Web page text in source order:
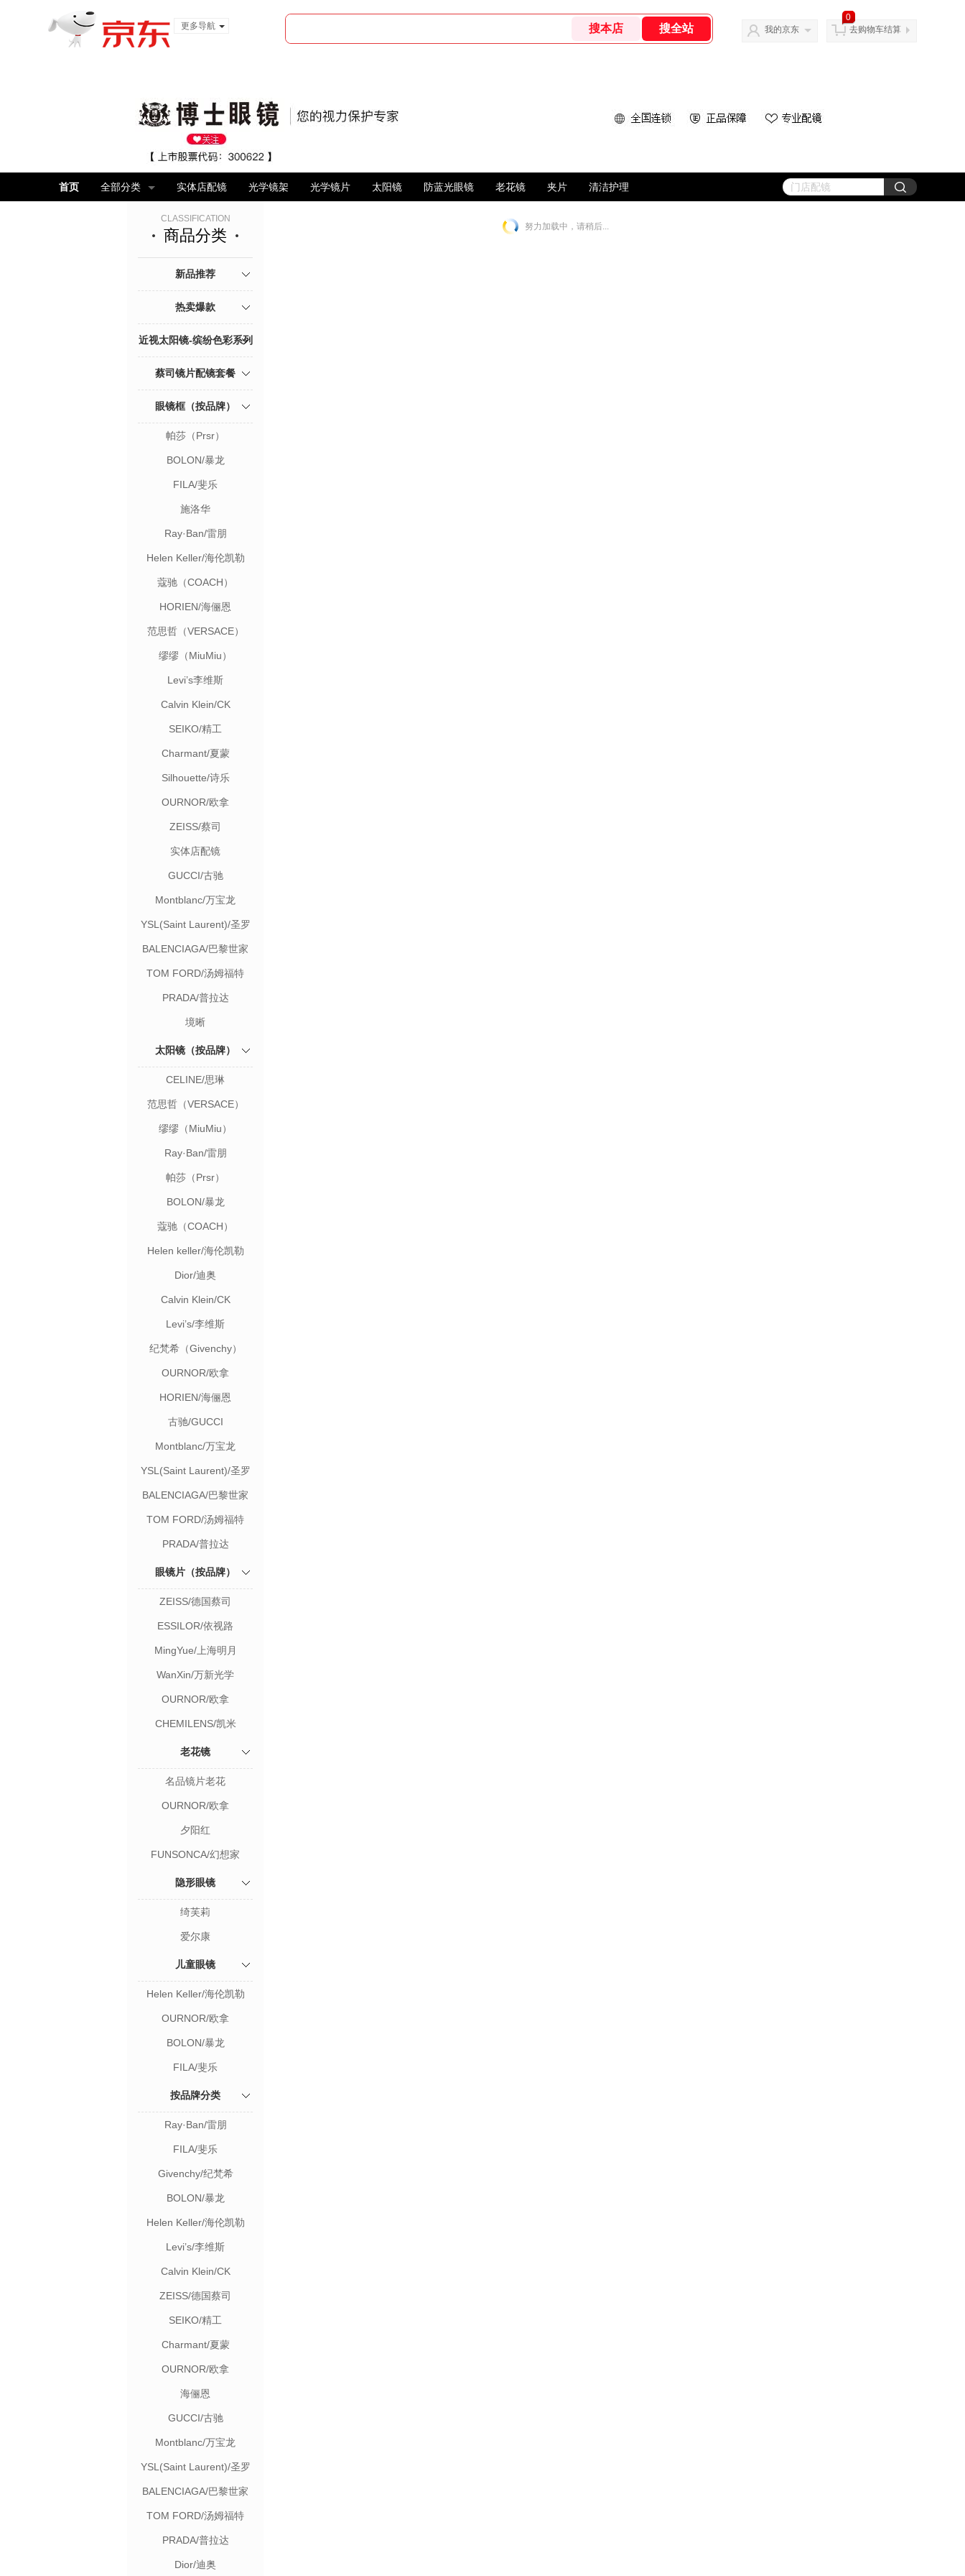
更多导航
我的京东
0
去购物车结算
首页 全部分类 实体店配镜 光学镜架 光学镜片 太阳镜 防蓝光眼镜 老花镜 夹片 清洁护理
CLASSIFICATION
商品分类
新品推荐
热卖爆款
近视太阳镜-缤纷色彩系列
蔡司镜片配镜套餐
眼镜框（按品牌）
帕莎（Prsr）
BOLON/暴龙
FILA/斐乐
施洛华
Ray·Ban/雷朋
Helen Keller/海伦凯勒
蔻驰（COACH）
HORIEN/海俪恩
范思哲（VERSACE）
缪缪（MiuMiu）
Levi’s李维斯
Calvin Klein/CK
SEIKO/精工
Charmant/夏蒙
Silhouette/诗乐
OURNOR/欧拿
ZEISS/蔡司
实体店配镜
GUCCI/古驰
Montblanc/万宝龙
YSL(Saint Laurent)/圣罗
BALENCIAGA/巴黎世家
TOM FORD/汤姆福特
PRADA/普拉达
境晰
太阳镜（按品牌）
CELINE/思琳
范思哲（VERSACE）
缪缪（MiuMiu）
Ray·Ban/雷朋
帕莎（Prsr）
BOLON/暴龙
蔻驰（COACH）
Helen keller/海伦凯勒
Dior/迪奥
Calvin Klein/CK
Levi’s/李维斯
纪梵希（Givenchy）
OURNOR/欧拿
HORIEN/海俪恩
古驰/GUCCI
Montblanc/万宝龙
YSL(Saint Laurent)/圣罗
BALENCIAGA/巴黎世家
TOM FORD/汤姆福特
PRADA/普拉达
眼镜片（按品牌）
ZEISS/德国蔡司
ESSILOR/依视路
MingYue/上海明月
WanXin/万新光学
OURNOR/欧拿
CHEMILENS/凯米
老花镜
名品镜片老花
OURNOR/欧拿
夕阳红
FUNSONCA/幻想家
隐形眼镜
绮芙莉
爱尔康
儿童眼镜
Helen Keller/海伦凯勒
OURNOR/欧拿
BOLON/暴龙
FILA/斐乐
按品牌分类
Ray·Ban/雷朋
FILA/斐乐
Givenchy/纪梵希
BOLON/暴龙
Helen Keller/海伦凯勒
Levi’s/李维斯
Calvin Klein/CK
ZEISS/德国蔡司
SEIKO/精工
Charmant/夏蒙
OURNOR/欧拿
海俪恩
GUCCI/古驰
Montblanc/万宝龙
YSL(Saint Laurent)/圣罗
BALENCIAGA/巴黎世家
TOM FORD/汤姆福特
PRADA/普拉达
Dior/迪奥
努力加载中，请稍后...